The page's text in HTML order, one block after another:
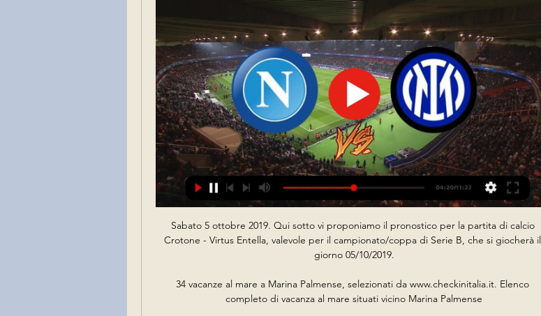
Sabato 5 ottobre 2019. Qui sotto vi proponiamo il pronostico per la partita di calcio
Crotone - Virtus Entella, valevole per il campionato/coppa di Serie B, che si giocherà il
giorno 05/10/2019.
34 vacanze al mare a Marina Palmense, selezionati da www.checkinitalia.it. Elenco
completo di vacanza al mare situati vicino Marina Palmense